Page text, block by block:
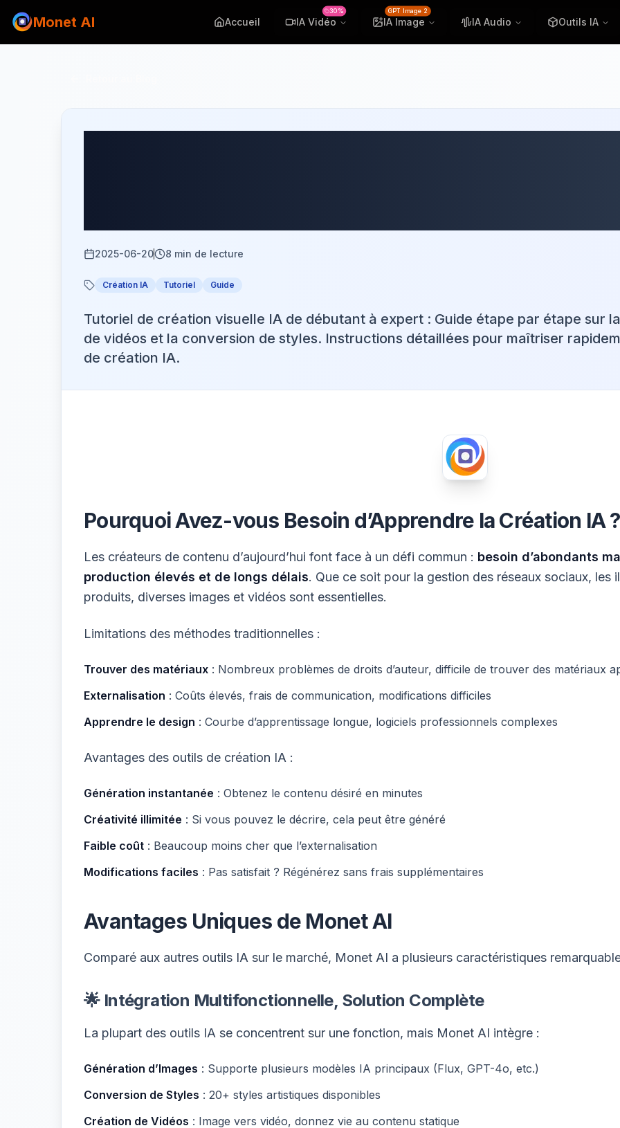
Monet AI Accueil IA Vidéo
30%
IA Image
GPT Image 2
IA Audio Outils IA
2025-06-20 8 min de lecture
Création IA Tutoriel Guide
Tutoriel de création visuelle IA de débutant à expert : Guide étape par étape sur
de vidéos et la conversion de styles. Instructions détaillées pour maîtriser
de création IA.
Pourquoi Avez-vous Besoin d’Apprendre la Création IA ?
Les créateurs de contenu d’aujourd’hui font face à un défi commun : besoin d’abondants
production élevés et de longs délais. Que ce soit pour la gestion des réseaux sociaux, les
produits, diverses images et vidéos sont essentielles.
Limitations des méthodes traditionnelles :
Trouver des matériaux : Nombreux problèmes de droits d’auteur, difficile de trouver des matériaux
Externalisation : Coûts élevés, frais de communication, modifications difficiles
Apprendre le design : Courbe d’apprentissage longue, logiciels professionnels complexes
Avantages des outils de création IA :
Génération instantanée : Obtenez le contenu désiré en minutes
Créativité illimitée : Si vous pouvez le décrire, cela peut être généré
Faible coût : Beaucoup moins cher que l’externalisation
Modifications faciles : Pas satisfait ? Régénérez sans frais supplémentaires
Avantages Uniques de Monet AI
Comparé aux autres outils IA sur le marché, Monet AI a plusieurs caractéristiques
🌟 Intégration Multifonctionnelle, Solution Complète
La plupart des outils IA se concentrent sur une fonction, mais Monet AI intègre :
Génération d’Images : Supporte plusieurs modèles IA principaux (Flux, GPT-4o, etc.)
Conversion de Styles : 20+ styles artistiques disponibles
Création de Vidéos : Image vers vidéo, donnez vie au contenu statique